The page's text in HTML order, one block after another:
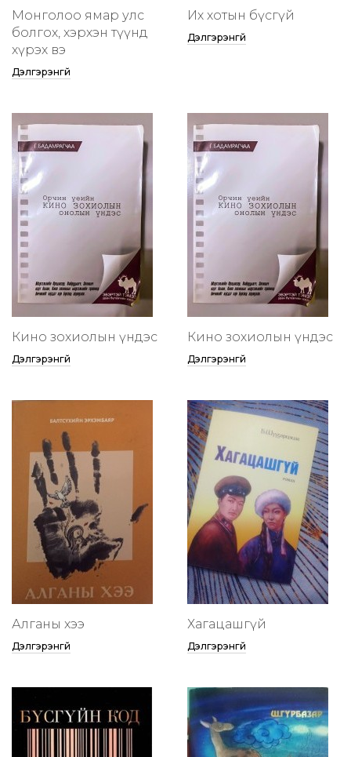
Монголоо ямар улс
болгох, хэрхэн түүнд
хүрэх вэ
Дэлгэрэнгүй
Их хотын бүсгүй
Дэлгэрэнгүй
Кино зохиолын үндэс
Дэлгэрэнгүй
Кино зохиолын үндэс
Дэлгэрэнгүй
Алганы хээ
Дэлгэрэнгүй
Хагацашгүй
Дэлгэрэнгүй